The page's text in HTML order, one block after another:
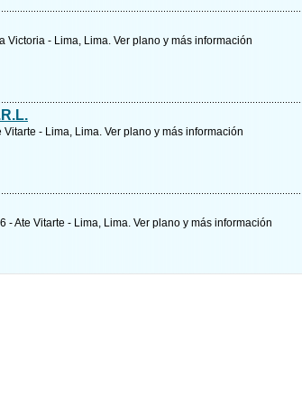
Victoria - Lima, Lima. Ver plano y más información
Vitarte - Lima, Lima. Ver plano y más información
- Ate Vitarte - Lima, Lima. Ver plano y más información